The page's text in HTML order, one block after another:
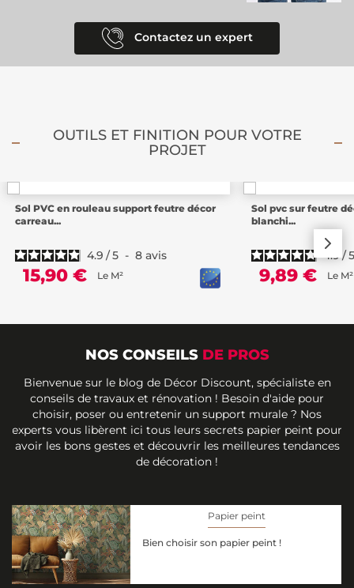
Contactez un expert
OUTILS ET FINITION POUR VOTRE
PROJET
Sol PVC en rouleau support feutre décor
carreau...
4.9 /5 - 8 avis
15,90 € Le M²
Sol pvc sur feutre
blanchi...
4.9/
9,89 € Le M²
NOS CONSEILS DE PROS
Bienvenue sur le blog de Décor Discount, spécialiste en
conseils de travaux et rénovation ! Besoin d'aide pour
choisir, poser ou entretenir un support murale ? Nos
experts vous libèrent ici tous leurs secrets papier peint pour
avoir les bons gestes et découvrir les meilleures tendances
de décoration !
Papier peint
Bien choisir son papier peint !